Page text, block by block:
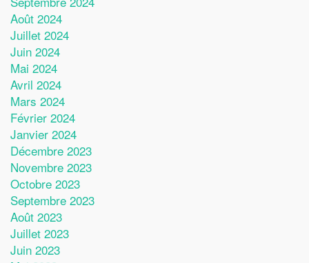
Août 2024
Juillet 2024
Juin 2024
Mai 2024
Avril 2024
Mars 2024
Février 2024
Janvier 2024
Décembre 2023
Novembre 2023
Octobre 2023
Septembre 2023
Août 2023
Juillet 2023
Juin 2023